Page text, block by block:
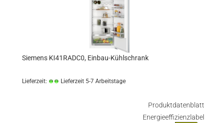
Siemens KI41RADC0, Einbau-Kühlschrank
Lieferzeit: Lieferzeit 5-7 Arbeitstage
Produktdatenblatt
Energieeffizienzlabel